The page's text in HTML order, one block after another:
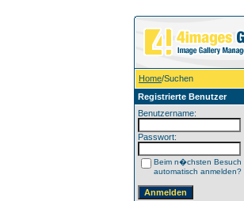
Home/Suchen
Registrierte Benutzer
Benutzername:
Passwort:
Beim n�chsten Besuch
automatisch anmelden?